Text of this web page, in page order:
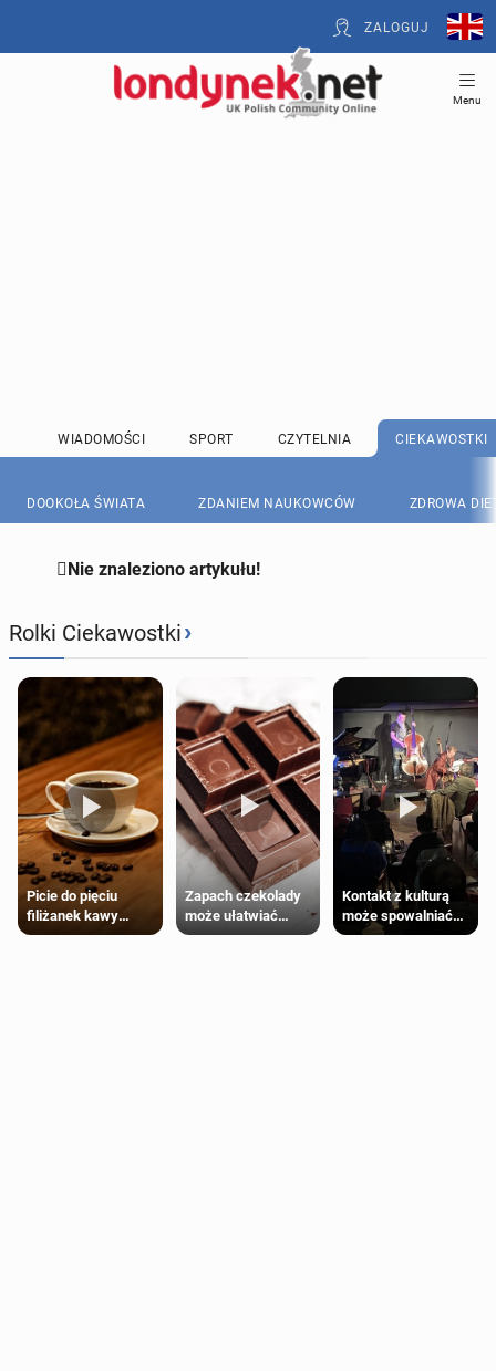
ZALOGUJ
Menu
WIADOMOŚCI SPORT CZYTELNIA CIEKAWOSTKI
DOOKOŁA ŚWIATA ZDANIEM NAUKOWCÓW ZDROWA
Nie znaleziono artykułu!
Rolki Ciekawostki›
Picie do pięciu
filiżanek kawy
dziennie jest
Zapach czekolady
może ułatwiać
trening siłowy
Kontakt z kulturą
może spowalniać
starzenie